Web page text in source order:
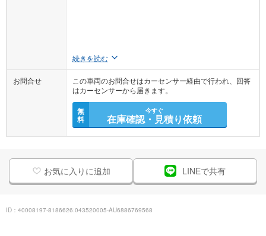
続きを読む
お問合せ
この車両のお問合せはカーセンサー経由で行われ、回答
はカーセンサーから届きます。
無
料
今すぐ
在庫確認・見積り依頼
お気に入りに追加 LINEで共有
ID：40008197-8186626:043520005-AU6886769568